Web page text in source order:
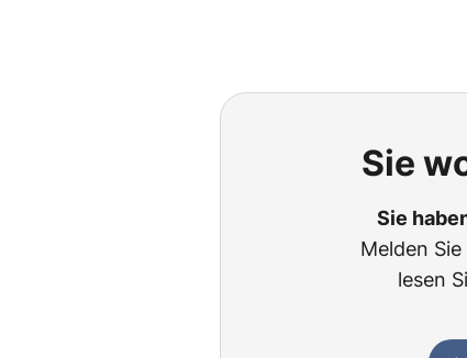
Sie
Sie
Melden
lesen